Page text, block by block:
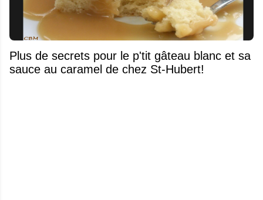
Plus de secrets pour le p'tit gâteau blanc et sa
sauce au caramel de chez St-Hubert!